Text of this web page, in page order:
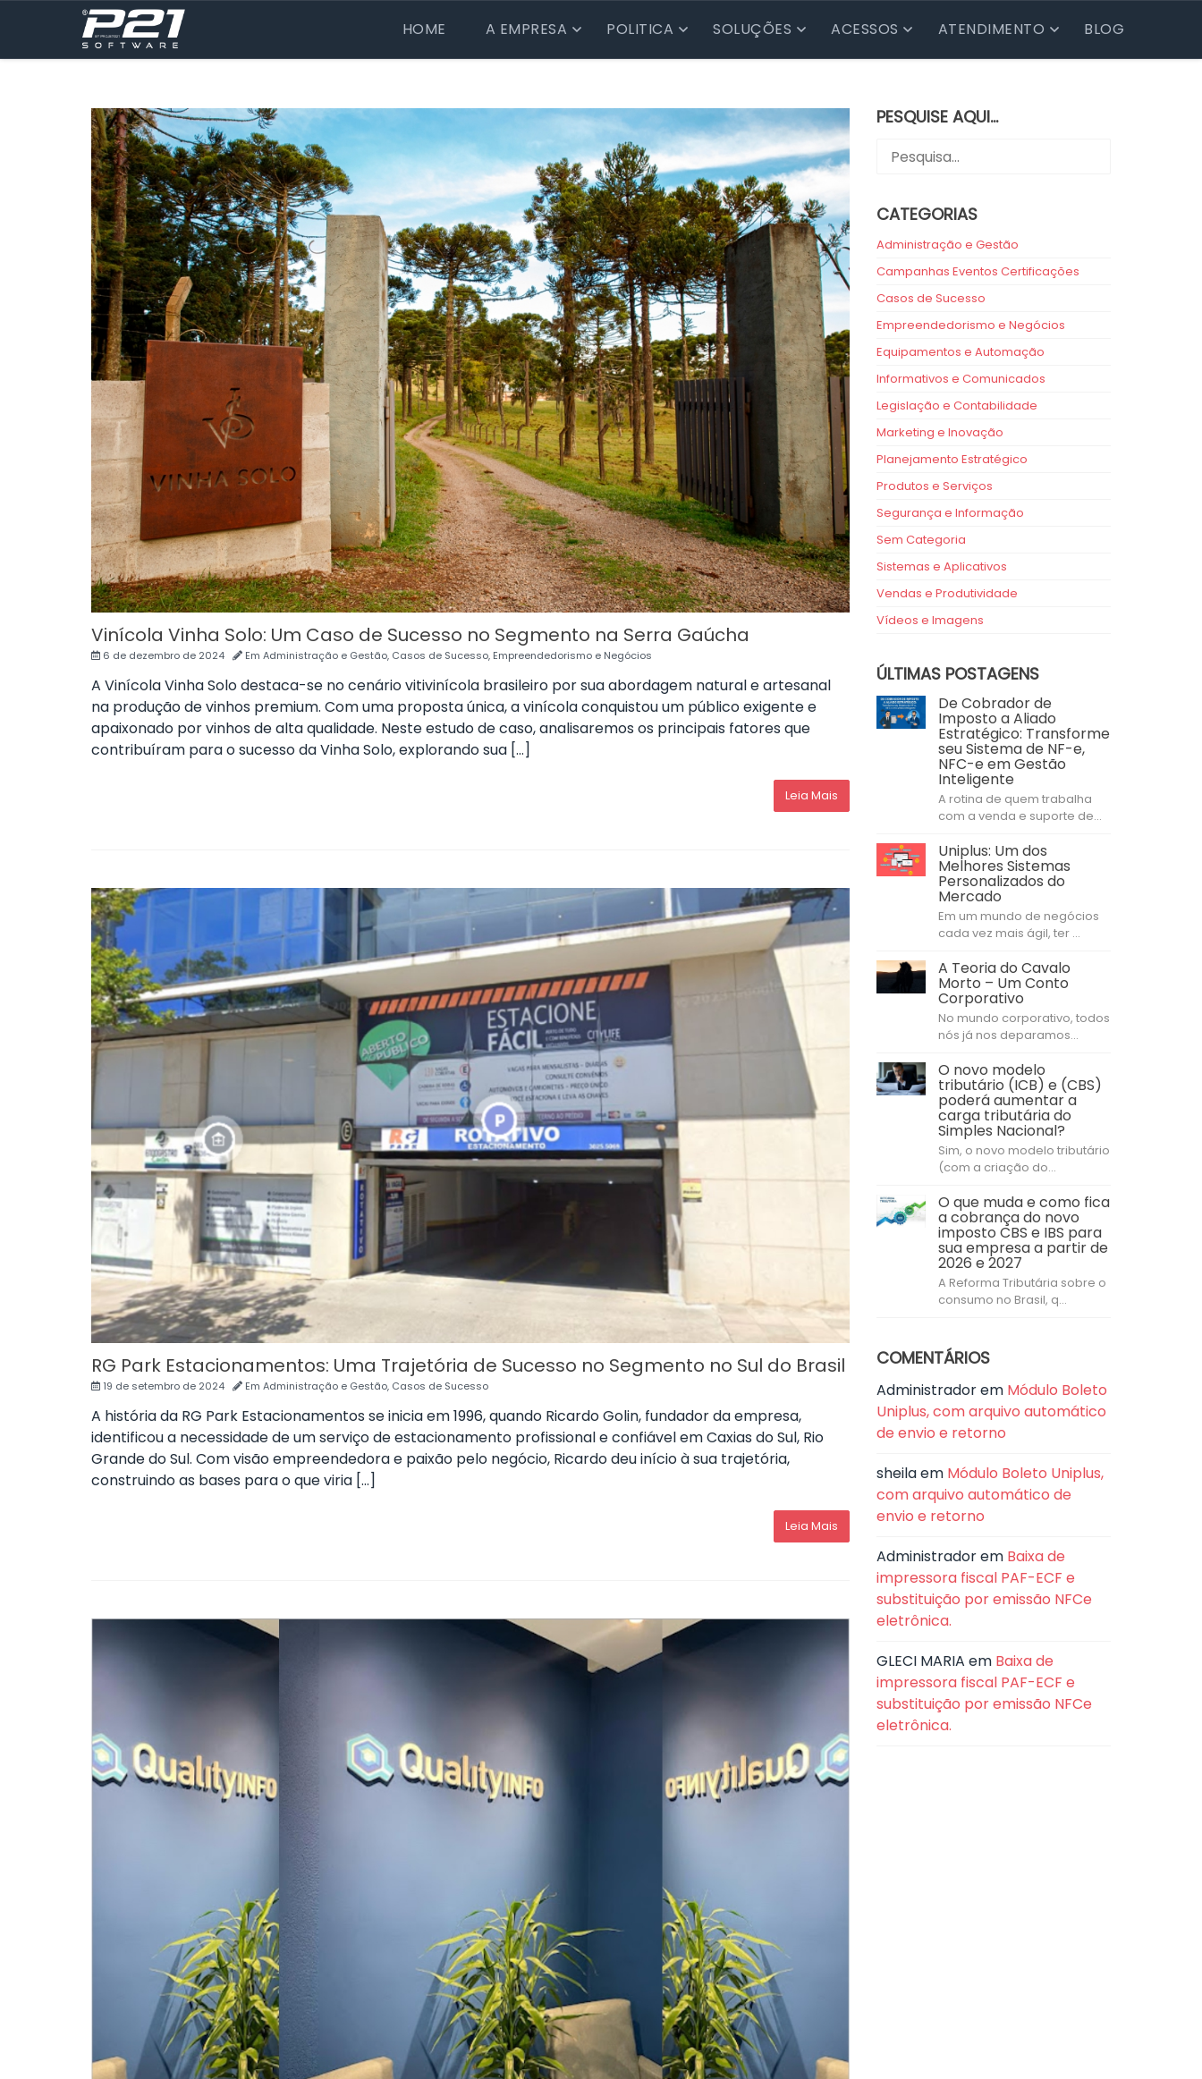
HOME A EMPRESA POLITICA SOLUÇÕES ACESSOS ATENDIMENTO BLOG
Vinícola Vinha Solo: Um Caso de Sucesso no Segmento na Serra Gaúcha
6 de dezembro de 2024 Em Administração e Gestão, Casos de Sucesso, Empreendedorismo e Negócios
A Vinícola Vinha Solo destaca-se no cenário vitivinícola brasileiro por sua abordagem natural e artesanal
na produção de vinhos premium. Com uma proposta única, a vinícola conquistou um público exigente e
apaixonado por vinhos de alta qualidade. Neste estudo de caso, analisaremos os principais fatores que
contribuíram para o sucesso da Vinha Solo, explorando sua […]
Leia Mais
RG Park Estacionamentos: Uma Trajetória de Sucesso no Segmento no Sul do Brasil
19 de setembro de 2024 Em Administração e Gestão, Casos de Sucesso
A história da RG Park Estacionamentos se inicia em 1996, quando Ricardo Golin, fundador da empresa,
identificou a necessidade de um serviço de estacionamento profissional e confiável em Caxias do Sul, Rio
Grande do Sul. Com visão empreendedora e paixão pelo negócio, Ricardo deu início à sua trajetória,
construindo as bases para o que viria […]
Leia Mais
PESQUISE AQUI…
CATEGORIAS
Administração e Gestão
Campanhas Eventos Certificações
Casos de Sucesso
Empreendedorismo e Negócios
Equipamentos e Automação
Informativos e Comunicados
Legislação e Contabilidade
Marketing e Inovação
Planejamento Estratégico
Produtos e Serviços
Segurança e Informação
Sem Categoria
Sistemas e Aplicativos
Vendas e Produtividade
Vídeos e Imagens
ÚLTIMAS POSTAGENS
De Cobrador de
Imposto a Aliado
Estratégico: Transforme
seu Sistema de NF-e,
NFC-e em Gestão
Inteligente
A rotina de quem trabalha
com a venda e suporte de...
Uniplus: Um dos
Melhores Sistemas
Personalizados do
Mercado
Em um mundo de negócios
cada vez mais ágil, ter ...
A Teoria do Cavalo
Morto – Um Conto
Corporativo
No mundo corporativo, todos
nós já nos deparamos...
O novo modelo
tributário (ICB) e (CBS)
poderá aumentar a
carga tributária do
Simples Nacional?
Sim, o novo modelo tributário
(com a criação do...
O que muda e como fica
a cobrança do novo
imposto CBS e IBS para
sua empresa a partir de
2026 e 2027
A Reforma Tributária sobre o
consumo no Brasil, q...
COMENTÁRIOS
Administradorem Módulo Boleto
Uniplus, com arquivo automático
de envio e retorno
sheilaem Módulo Boleto Uniplus,
com arquivo automático de
envio e retorno
Administradorem Baixa de
impressora fiscal PAF-ECF e
substituição por emissão NFCe
eletrônica.
GLECI MARIA em Baixa de
impressora fiscal PAF-ECF e
substituição por emissão NFCe
eletrônica.